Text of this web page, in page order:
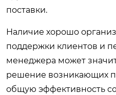
поставки.
Наличие хорошо
поддержки клиентов и
менеджера может
решение возникающих
общую эффективность